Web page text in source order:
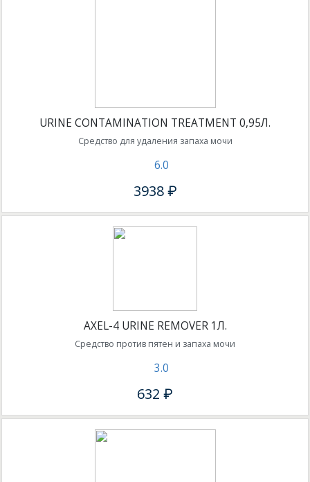
URINE CONTAMINATION TREATMENT 0,95Л.
Средство для удаления запаха мочи
6.0
3938 ₽
AXEL-4 URINE REMOVER 1Л.
Средство против пятен и запаха мочи
3.0
632 ₽